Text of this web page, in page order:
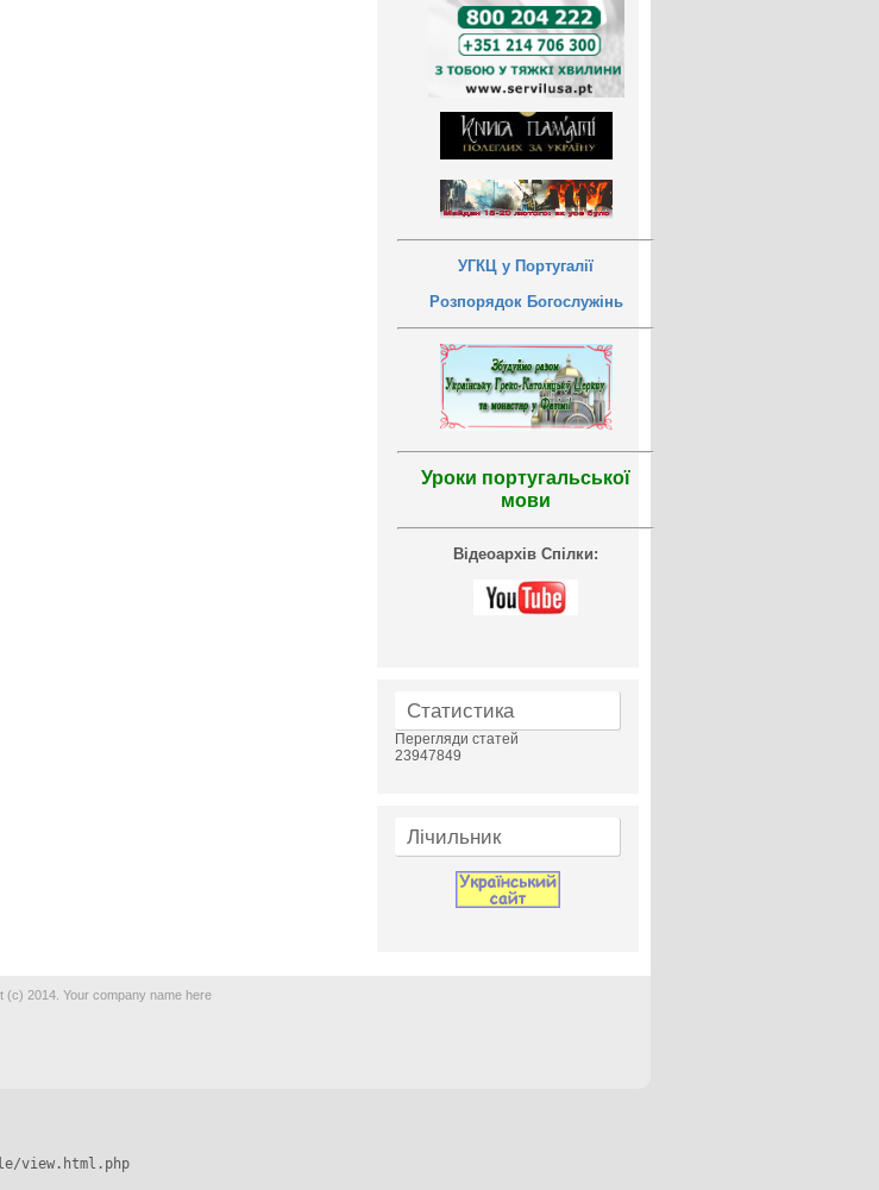
УГКЦ у Португалії
Розпорядок Богослужінь
Уроки португальської
мови
Відеоархів Спілки:
Статистика
Перегляди статей
23947849
Лічильник
(c) 2014. Your company name here
view.html.php